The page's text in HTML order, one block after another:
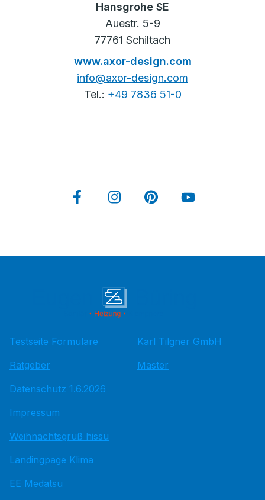
Hansgrohe SE
Auestr. 5-9
77761 Schiltach
www.axor-design.com
info@axor-design.com
Tel.: +49 7836 51-0
Testseite Formulare
Ratgeber
Datenschutz 1.6.2026
Impressum
Weihnachtsgruß hissu
Landingpage Klima
EE Medatsu
Karl Tilgner GmbH
Master